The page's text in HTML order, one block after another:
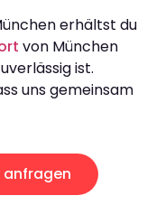
erhältst du
von München
ist.
uns gemeinsam
anfragen